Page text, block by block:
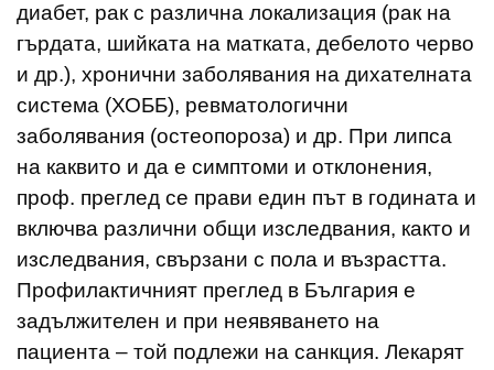
диабет, рак с различна локализация (рак на
гърдата, шийката на матката, дебелото черво
и др.), хронични заболявания на дихателната
система (ХОББ), ревматологични
заболявания (остеопороза) и др. При липса
на каквито и да е симптоми и отклонения,
проф. преглед се прави един път в годината и
включва различни общи изследвания, както и
изследвания, свързани с пола и възрастта.
Профилактичният преглед в България е
задължителен и при неявяването на
пациента – той подлежи на санкция. Лекарят